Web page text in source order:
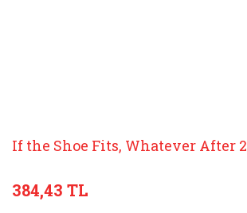
If the Shoe Fits, Whatever After 2
384,43 TL